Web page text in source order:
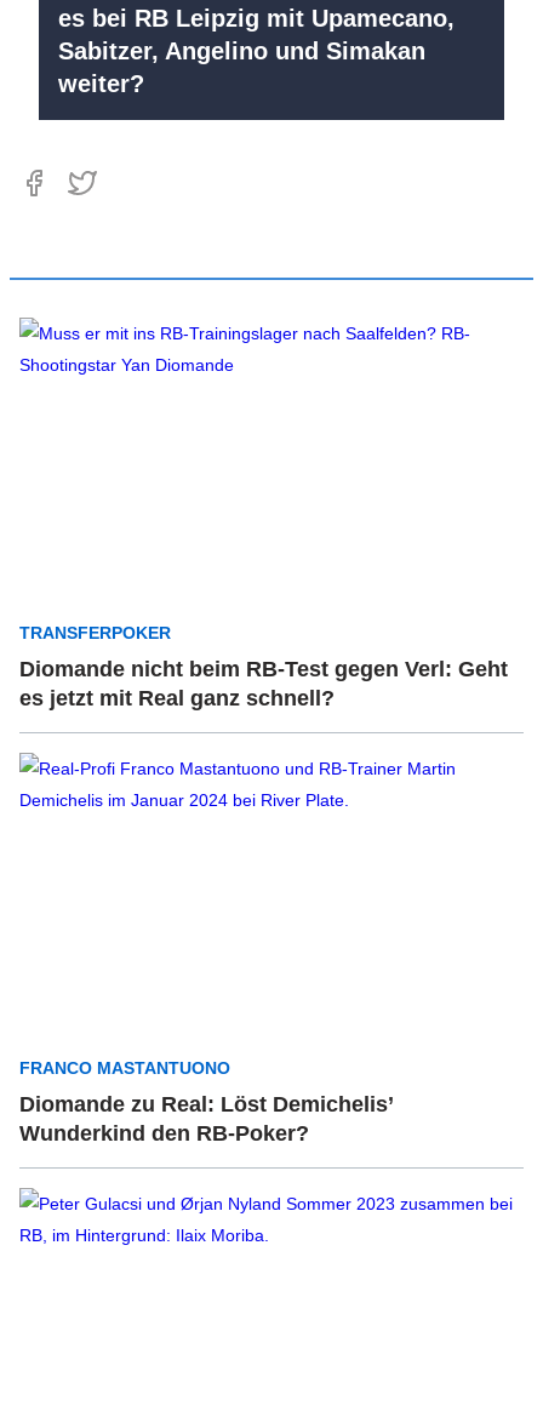
es bei RB Leipzig mit Upamecano,
Sabitzer, Angelino und Simakan
weiter?
TRANSFERPOKER
Diomande nicht beim RB-Test gegen Verl: Geht
es jetzt mit Real ganz schnell?
FRANCO MASTANTUONO
Diomande zu Real: Löst Demichelis’
Wunderkind den RB-Poker?